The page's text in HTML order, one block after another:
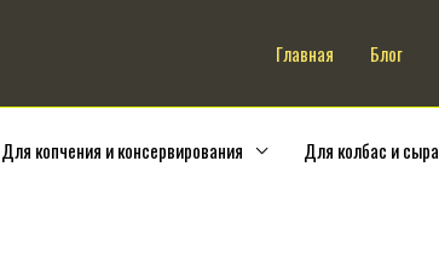
Главная Блог
Для копчения и консервирования Для колбас и сыра